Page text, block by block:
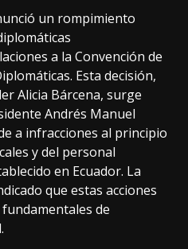
un rompimiento
a la Convención de
Esta decisión,
Alicia Bárcena, surge
Andrés Manuel
a infracciones al principio
y del personal
en Ecuador. La
que estas acciones
de